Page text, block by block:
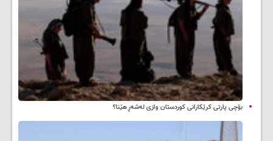
بۆچی پارتی کرێکارانی کوردستان وازی لەشەڕ هێنا؟